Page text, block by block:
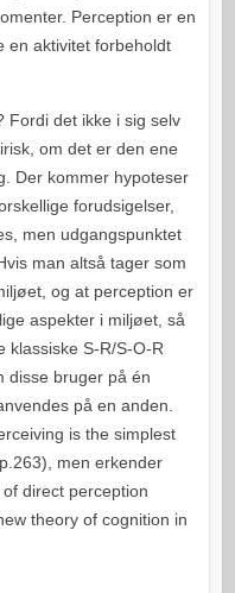
Perception er en
en aktivitet forbeholdt
Fordi det ikke i sig selv
om det er den ene
Der kommer hypoteser
forudsigelser,
men udgangspunktet
man altså tager som
og at perception er
aspekter i miljøet, så
klassiske S-R/S-O-R
disse bruger på én
på en anden.
is the simplest
men erkender
direct perception
theory of cognition in